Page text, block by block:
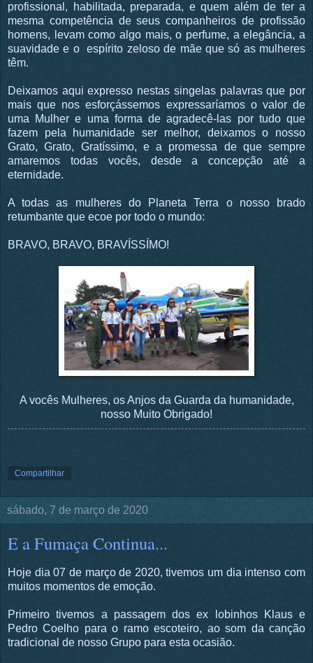
profissional, habilitada, preparada, e quem além de ter a
mesma competência de seus companheiros de profissão
homens, levam como algo mais, o perfume, a elegância, a
suavidade e o espírito zeloso de mãe que só as mulheres
têm.
Deixamos aqui expresso nestas singelas palavras que por
mais que nos esforçássemos expressaríamos o valor de
uma Mulher e uma forma de agradecê-las por tudo que
fazem pela humanidade ser melhor, deixamos o nosso
Grato, Grato, Gratíssimo, e a promessa de que sempre
amaremos todas vocês, desde a concepção até a
eternidade.
A todas as mulheres do Planeta Terra o nosso brado
retumbante que ecoe por todo o mundo:
BRAVO, BRAVO, BRAVÍSSÍMO!
A vocês Mulheres, os Anjos da Guarda da humanidade,
nosso Muito Obrigado!
Compartilhar
sábado, 7 de março de 2020
E a Fumaça Continua...
Hoje dia 07 de março de 2020, tivemos um dia intenso com
muitos momentos de emoção.
Primeiro tivemos a passagem dos ex lobinhos Klaus e
Pedro Coelho para o ramo escoteiro, ao som da canção
tradicional de nosso Grupo para esta ocasião.